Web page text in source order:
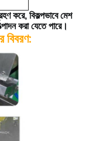
করে, বিকল্পভাবে মেশ
করা যেতে পারে।
বিবরণ: